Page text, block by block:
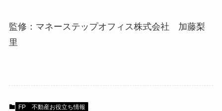
監修：マネーステップオフィス株式会社 加藤梨
里
FP 不動産お役立ち情報